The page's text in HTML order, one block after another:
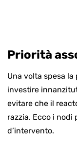
Priorità
Una volta spesa
investire
evitare che il
razzia. Ecco i
d’intervento.